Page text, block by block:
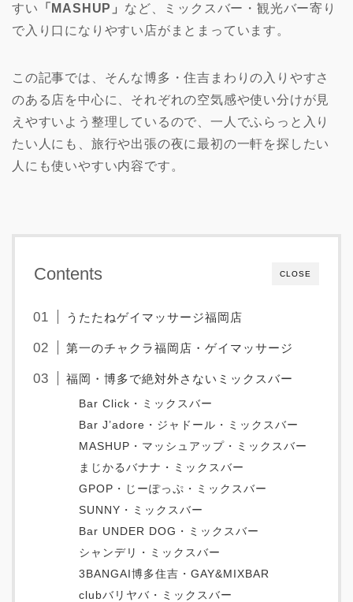
すい 「MASHUP」 など、ミックスバー・観光バー寄り
で入り口になりやすい店がまとまっています。
この記事では、そんな博多・住吉まわりの入りやすさ
のある店を中心に、それぞれの空気感や使い分けが見
えやすいよう整理しているので、一人でふらっと入り
たい人にも、旅行や出張の夜に最初の一軒を探したい
人にも使いやすい内容です。
CLOSE
Contents
うたたねゲイマッサージ福岡店
第一のチャクラ福岡店・ゲイマッサージ
福岡・博多で絶対外さないミックスバー
Bar Click・ミックスバー
Bar J’adore・ジャドール・ミックスバー
MASHUP・マッシュアップ・ミックスバー
まじかるバナナ・ミックスバー
GPOP・じーぽっぷ・ミックスバー
SUNNY・ミックスバー
Bar UNDER DOG・ミックスバー
シャンデリ・ミックスバー
3BANGAI博多住吉・GAY&MIXBAR
clubバリヤバ・ミックスバー